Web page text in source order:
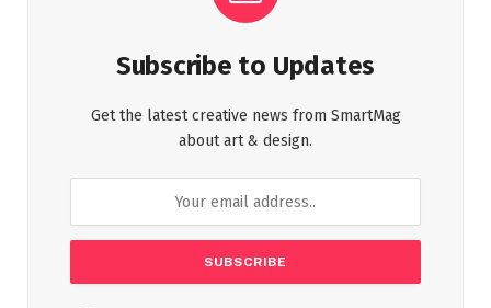
Subscribe to Updates
Get the latest creative news from SmartMag
about art & design.